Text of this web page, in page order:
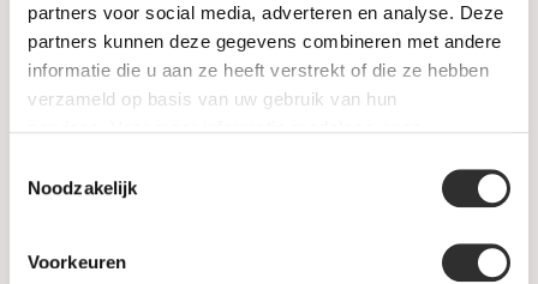
partners voor social media, adverteren en analyse. Deze
partners kunnen deze gegevens combineren met andere
informatie die u aan ze heeft verstrekt of die ze hebben
verzameld op basis van uw gebruik van hun
Noodzakelijk
Voorkeuren
Wedding rings
PRE-OWNED
Maatwerk